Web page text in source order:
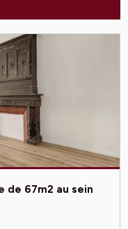
de 67m2 au sein